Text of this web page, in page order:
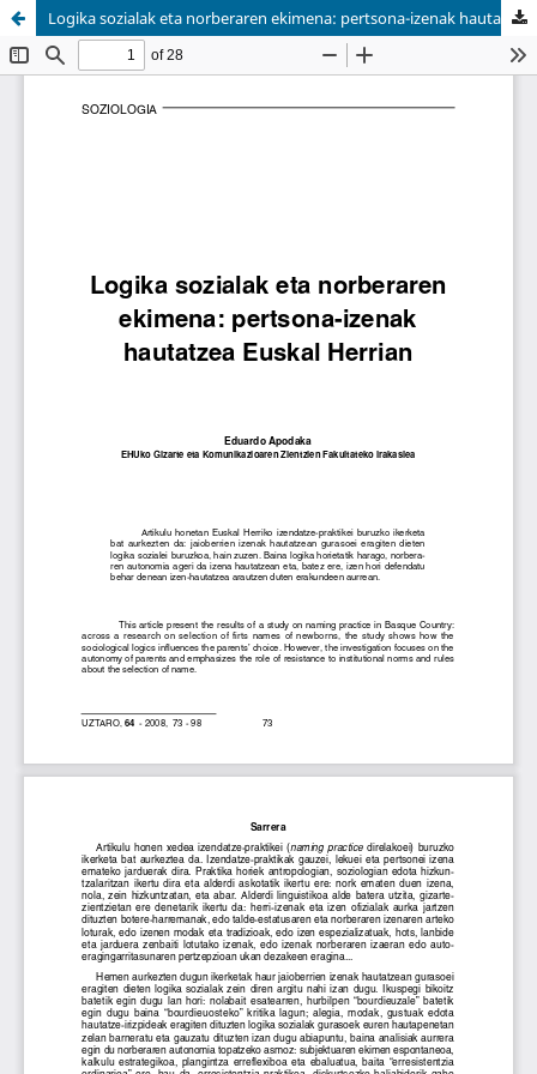
Logika sozialak eta norberaren ekimena: pertsona-izenak hautatzea Euskal Herrian